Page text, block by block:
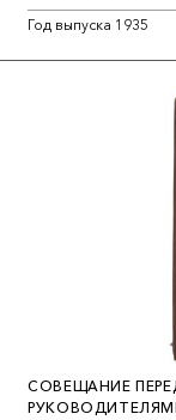
Год выпуска 1935
СОВЕЩАНИЕ